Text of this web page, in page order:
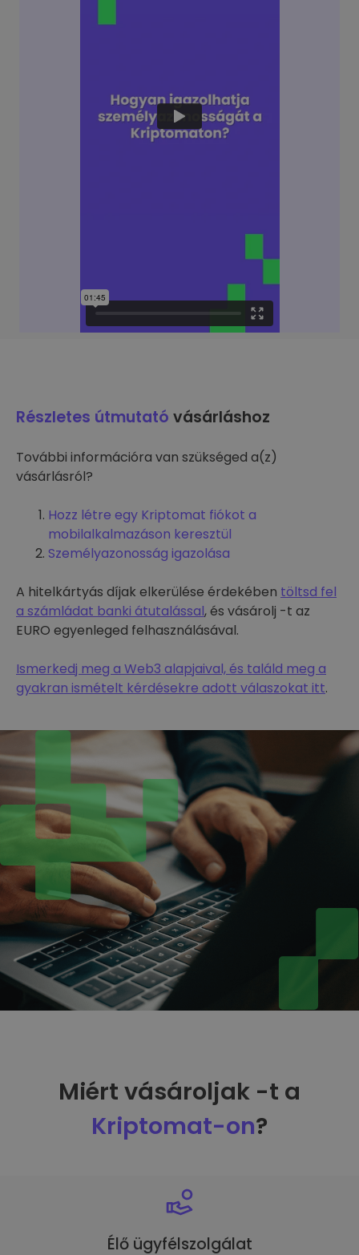
Részletes útmutató vásárláshoz
További információra van szükséged a(z)
vásárlásról?
Hozz létre egy Kriptomat fiókot a
mobilalkalmazáson keresztül
Személyazonosság igazolása
A hitelkártyás díjak elkerülése érdekében töltsd fel
a számládat banki átutalással, és vásárolj -t az
EURO egyenleged felhasználásával.
Ismerkedj meg a Web3 alapjaival, és találd meg a
gyakran ismételt kérdésekre adott válaszokat itt.
Miért vásároljak -t a
Kriptomat-on?
Élő ügyfélszolgálat